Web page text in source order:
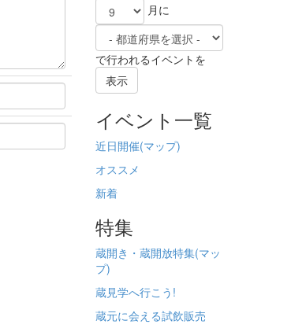
月に
で行われるイベントを
表示
イベント一覧
近日開催(マップ)
オススメ
新着
特集
蔵開き・蔵開放特集(マッ
プ)
蔵見学へ行こう!
蔵元に会える試飲販売